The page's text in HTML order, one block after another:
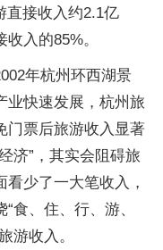
直接收入约2.1亿
入的85%。
年杭州环西湖景
业快速发展，杭州旅
门票后旅游收入显著
济”，其实会阻碍旅
少了一大笔收入，
食、住、行、游、
游收入。